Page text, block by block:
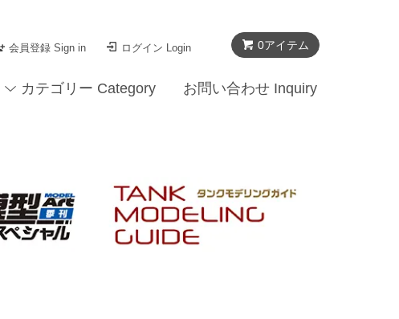
0アイテム
会員登録 Sign in ログイン Login
カテゴリー Category お問い合わせ Inquiry